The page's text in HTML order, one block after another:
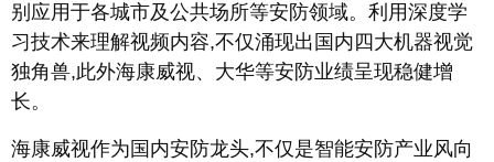
别应用于各城市及公共场所等安防领域。利用深度学
习技术来理解视频内容,不仅涌现出国内四大机器视觉
独角兽,此外海康威视、大华等安防业绩呈现稳健增
长。
海康威视作为国内安防龙头,不仅是智能安防产业风向